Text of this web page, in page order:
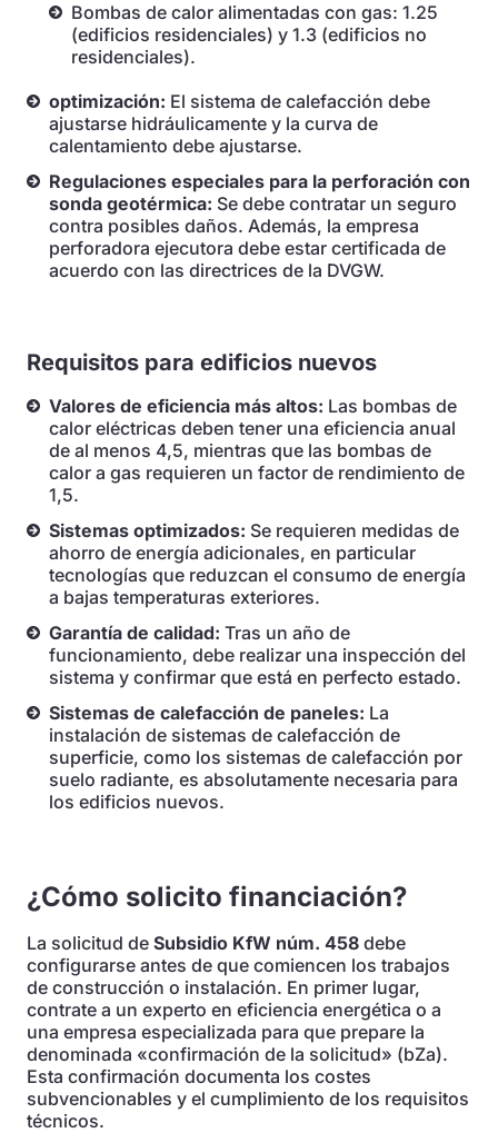
Bombas de calor alimentadas con gas: 1.25
(edificios residenciales) y 1.3 (edificios no
residenciales).
optimización: El sistema de calefacción debe
ajustarse hidráulicamente y la curva de
calentamiento debe ajustarse.
Regulaciones especiales para la perforación con
sonda geotérmica: Se debe contratar un seguro
contra posibles daños. Además, la empresa
perforadora ejecutora debe estar certificada de
acuerdo con las directrices de la DVGW.
Requisitos para edificios nuevos
Valores de eficiencia más altos: Las bombas de
calor eléctricas deben tener una eficiencia anual
de al menos 4,5, mientras que las bombas de
calor a gas requieren un factor de rendimiento de
1,5.
Sistemas optimizados: Se requieren medidas de
ahorro de energía adicionales, en particular
tecnologías que reduzcan el consumo de energía
a bajas temperaturas exteriores.
Garantía de calidad: Tras un año de
funcionamiento, debe realizar una inspección del
sistema y confirmar que está en perfecto estado.
Sistemas de calefacción de paneles: La
instalación de sistemas de calefacción de
superficie, como los sistemas de calefacción por
suelo radiante, es absolutamente necesaria para
los edificios nuevos.
¿Cómo solicito financiación?
La solicitud de Subsidio KfW núm. 458 debe
configurarse antes de que comiencen los trabajos
de construcción o instalación. En primer lugar,
contrate a un experto en eficiencia energética o a
una empresa especializada para que prepare la
denominada «confirmación de la solicitud» (bZa).
Esta confirmación documenta los costes
subvencionables y el cumplimiento de los requisitos
técnicos.